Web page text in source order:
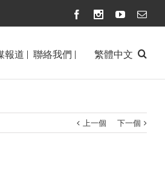
FacebookInstagram
Youtube
報道 | 聯絡我們 | 繁體中文
上一個 下一個